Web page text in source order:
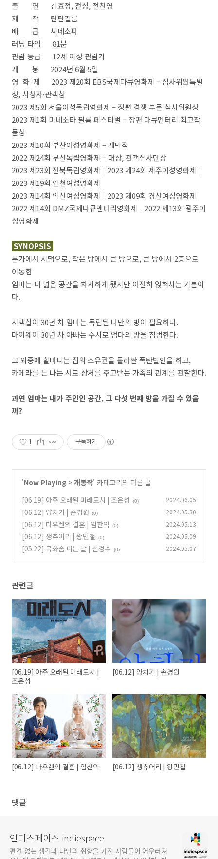
출 연 김효정, 전성, 전찬영
제 작 탄탄필름
배 급 씨네소파
러닝 타임 81분
관람 등급 12세 이상 관람가
개 봉 2024년 6월 5일
영 화 제 2023 제20회 EBS국제다큐영화제 – 심사위원특별
상, 시청자·관객상
2023 제5회 서울여성독립영화제 – 장편 경쟁 부문 심사위원상
2023 제1회 미네소타 필름 페스티벌 – 장편 다큐멘터리 최고작
품상
2023 제10회 부산여성영화제 – 개막작
2022 제24회 부산독립영화제 – 대상, 관객심사단상
2023 제23회 전북독립영화제｜2023 제24회 제주여성영화제｜
2023 제19회 인천여성영화제
2023 제14회 익산여성영화제｜2023 제09회 경산여성영화제
2022 제14회 DMZ국제다큐멘터리영화제｜2022 제13회 광주여
성영화제
SYNOPSIS
본가에서 시댁으로, 작은 방에서 큰 방으로, 큰 방에서 2층으로
이동한
엄마는 더 넓은 공간을 차지하게 됐지만 여전히 얹혀사는 기분이
다.
시댁살이 30년 차 엄마는 독립된 나만의 방이 필요하다.
마이웨이 30년 차 아빠는 수시로 엄마의 방을 침범한다.
그 와중에 할머니는 집의 소유권을 둘러싼 폭탄발언을 하고,
카메라를 든 나는 서로 상처를 주고받는 가족의 관계를 관찰한다.
과연 엄마는 내가 주인인 공간, 그 다섯 번째 방을 가질 수 있을
까?
1 구독하기
'Now Playing > 개봉작' 카테고리의 다른 글
[06.19] 아주 오래된 미래도시 | 조은성
(0) 2024.06.05
[06.12] 양치기 | 손경원 (0) 2024.05.30
[06.12] 다우렌의 결혼 | 임찬익 (0) 2024.05.13
[06.12] 생츄어리 | 왕민철 (0) 2024.05.09
[05.22] 목화솜 피는 날 | 신경수 (0) 2024.05.07
관련글
[06.19] 아주 오래된 미래도시 |
조은성
[06.12] 양치기 | 손경원
[06.12] 다우렌의 결혼 | 임찬익 [06.12] 생츄어리 | 왕민철
댓글
인디스페이스 indiespace
편견 없는 생각과 나만의 취향을 가진 사람들이 어우러져